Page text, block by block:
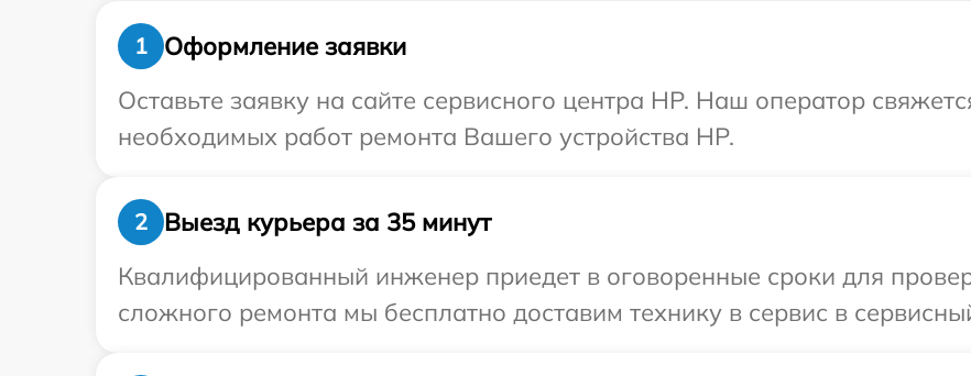
1
Оформление заявки
Оставьте заявку на сайте сервисного центра HP. Наш оператор
необходимых работ ремонта Вашего устройства HP.
2
Выезд курьера за 35 минут
Квалифицированный инженер приедет в оговоренные сроки для
сложного ремонта мы бесплатно доставим технику в сервис в